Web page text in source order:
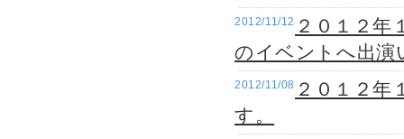
2012/11/12 ２０１２年
のイベントへ出演
2012/11/08 ２０１２年
す。